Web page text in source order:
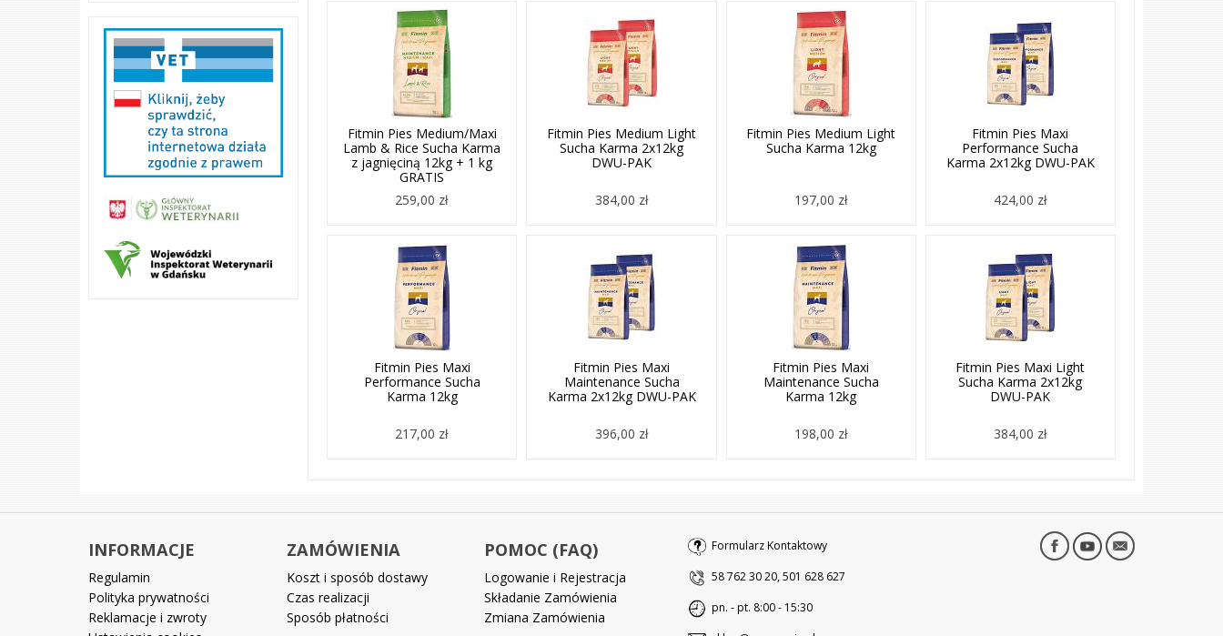
Fitmin Pies Medium/Maxi
Lamb & Rice Sucha Karma
z jagnięciną 12kg + 1 kg
GRATIS
259,00 zł
Fitmin Pies Medium Light
Sucha Karma 2x12kg
DWU-PAK
384,00 zł
Fitmin Pies Medium Light
Sucha Karma 12kg
197,00 zł
Fitmin Pies Maxi
Performance Sucha
Karma 2x12kg DWU-PAK
424,00 zł
Fitmin Pies Maxi
Performance Sucha
Karma 12kg
217,00 zł
Fitmin Pies Maxi
Maintenance Sucha
Karma 2x12kg DWU-PAK
396,00 zł
Fitmin Pies Maxi
Maintenance Sucha
Karma 12kg
198,00 zł
Fitmin Pies Maxi Light
Sucha Karma 2x12kg
DWU-PAK
384,00 zł
INFORMACJE
Regulamin
Polityka prywatności
Reklamacje i zwroty
ZAMÓWIENIA
Koszt i sposób dostawy
Czas realizacji
Sposób płatności
POMOC (FAQ)
Logowanie i Rejestracja
Składanie Zamówienia
Zmiana Zamówienia
Formularz Kontaktowy
58 762 30 20, 501 628 627
pn. - pt. 8:00 - 15:30